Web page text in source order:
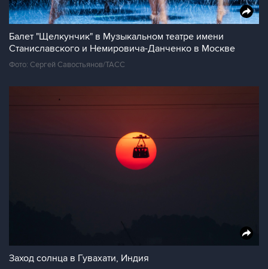
Балет "Щелкунчик" в Музыкальном театре имени
Станиславского и Немировича-Данченко в Москве
Фото: Сергей Савостьянов/ТАСС
Заход солнца в Гувахати, Индия